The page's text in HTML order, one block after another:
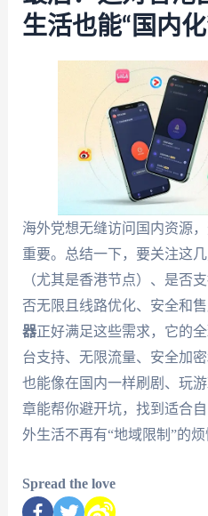
生活也能“国内化
海外党想无缝访问国内资源
重要。总结一下，要关注这
（尤其是香港节点）、是否
否无限且线路优化、安全和售
器正好满足这些需求，它的
台支持、无限流量、安全加
也能像在国内一样刷剧、玩
章能帮你避开坑，找到适合
外生活不再有“地域限制”的烦
Spread the love